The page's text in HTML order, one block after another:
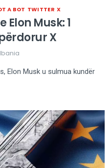
A BOT TWITTER X
Musk: 1
X
Elon Musk u sulmua kundër